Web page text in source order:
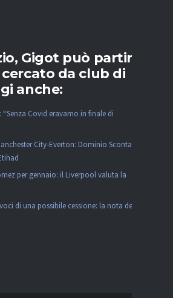
Gigot può partire:
da club di
anche:
“Senza Covid eravamo in finale di
City-Everton: Dominio Scontato e
per gennaio: il Liverpool valuta la
di una possibile cessione: la nota del club